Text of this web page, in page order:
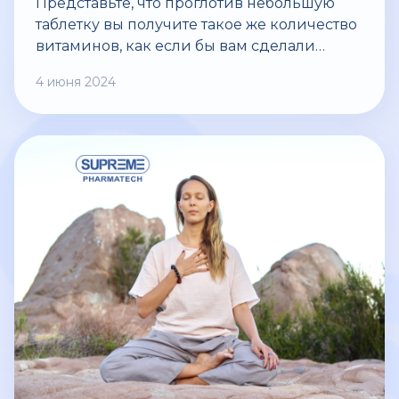
таблетку вы получите такое же количество
витаминов, как если бы вам сделали
это невозможно? А вот и нет! Для этого уже
существуют крошечные, но очень
действенные липосомы.
4 июня 2024